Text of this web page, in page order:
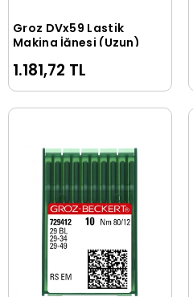
Sepete Ekle
Groz DVx59 Lastik
Makina İğnesi (Uzun)
1.181,72 TL